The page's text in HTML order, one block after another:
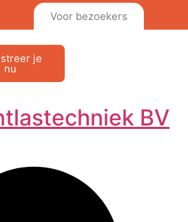
Voor bezoekers
je
nu
BV